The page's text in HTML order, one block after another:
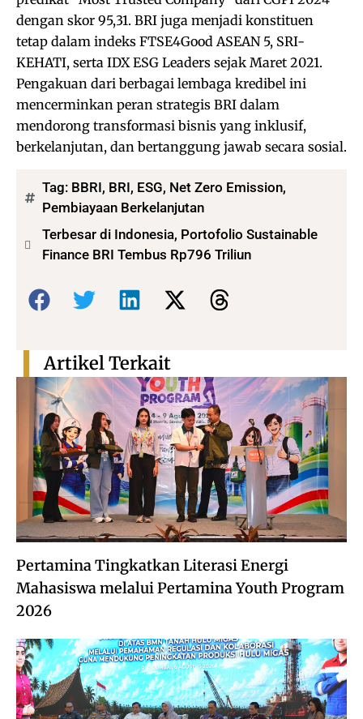
dengan skor 95,31. BRI juga menjadi konstituen
tetap dalam indeks FTSE4Good ASEAN 5, SRI-
KEHATI, serta IDX ESG Leaders sejak Maret 2021.
Pengakuan dari berbagai lembaga kredibel ini
mencerminkan peran strategis BRI dalam
mendorong transformasi bisnis yang inklusif,
berkelanjutan, dan bertanggung jawab secara sosial.
Tag: BBRI, BRI, ESG, Net Zero Emission,
Pembiayaan Berkelanjutan
Terbesar di Indonesia, Portofolio Sustainable
Finance BRI Tembus Rp796 Triliun
Bagikan:
Pertamina Tingkatkan Literasi Energi
Mahasiswa melalui Pertamina Youth Program
2026
Artikel Terkait